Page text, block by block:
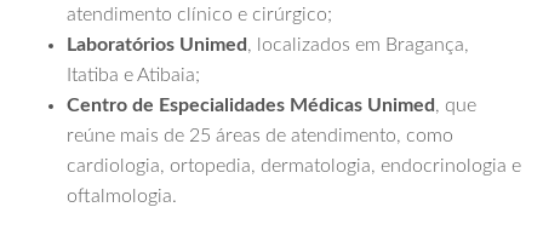
atendimento clínico e cirúrgico;
Laboratórios Unimed , localizados em Bragança,
Itatiba e Atibaia;
Centro de Especialidades Médicas Unimed , que
reúne mais de 25 áreas de atendimento, como
cardiologia, ortopedia, dermatologia, endocrinologia e
oftalmologia.